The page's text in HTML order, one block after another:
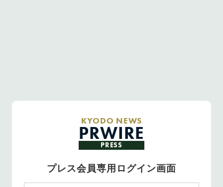
KYODO NEWS
PRWIRE
PRESS
プレス会員専用ログイン画面